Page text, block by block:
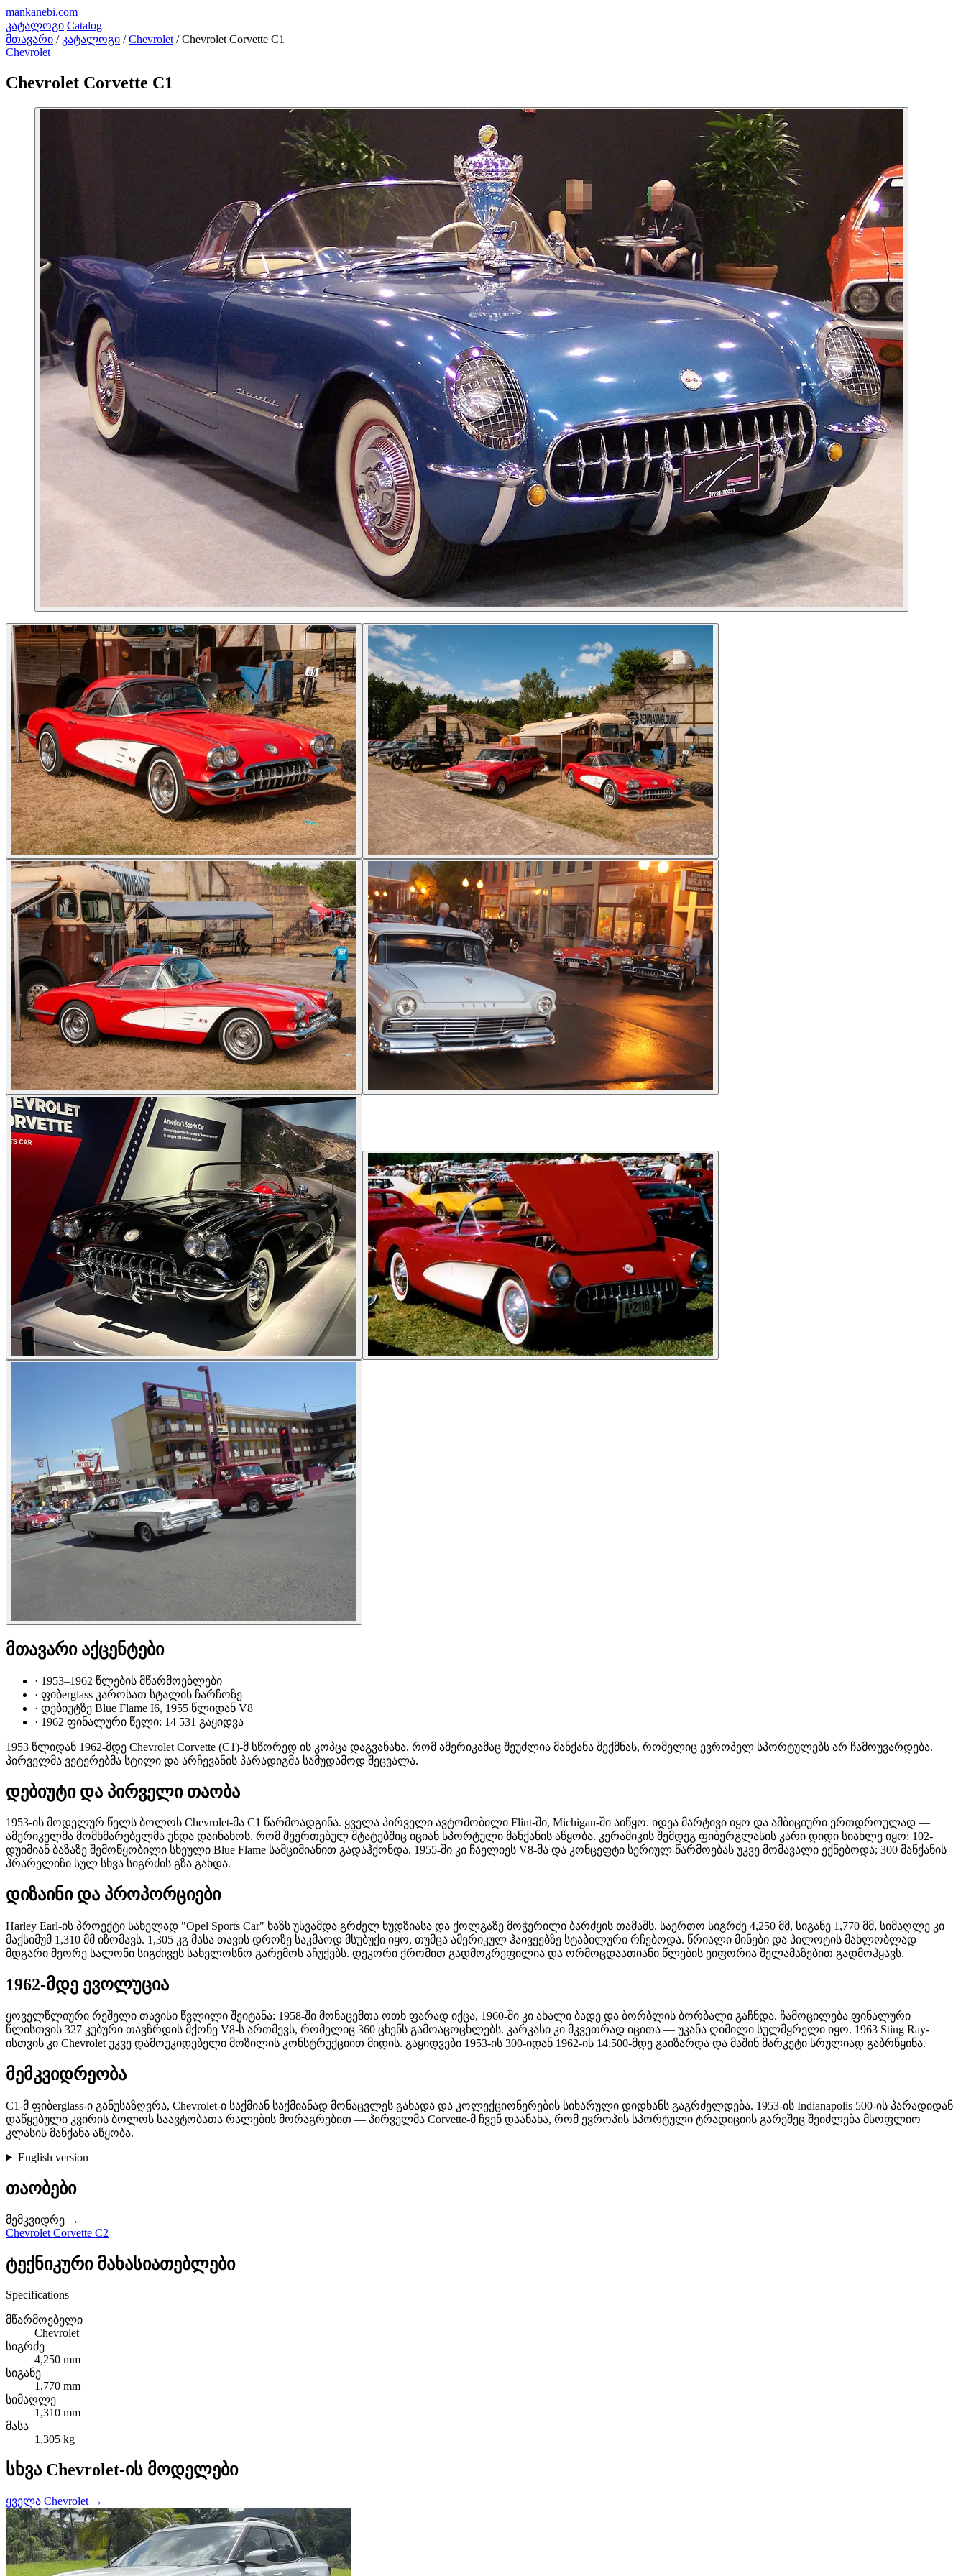
mankanebi.com
კატალოგი Catalog
მთავარი / კატალოგი / Chevrolet / Chevrolet Corvette C1
Chevrolet
Chevrolet Corvette C1
მთავარი აქცენტები
· 1953–1962 წლების მწარმოებლები
· ფიბerglass კაროსათ სტალის ჩარჩოზე
· დებიუტზე Blue Flame I6, 1955 წლიდან V8
· 1962 ფინალური წელი: 14 531 გაყიდვა
1953 წლიდან 1962-მდე Chevrolet Corvette (C1)-მ სწორედ ის კოპცა დაგვანახა, რომ ამერიკამაც შეუძლია მანქანა შექმნას, რომელიც ევროპელ სპორტულებს არ ჩამოუვარდება.
პირველმა ვეტერებმა სტილი და არჩევანის პარადიგმა სამუდამოდ შეცვალა.
დებიუტი და პირველი თაობა
1953-ის მოდელურ წელს ბოლოს Chevrolet-მა C1 წარმოადგინა. ყველა პირველი ავტომობილი Flint-ში, Michigan-ში აიწყო. იდეა მარტივი იყო და ამბიციური ერთდროულად —
ამერიკელმა მომხმარებელმა უნდა დაინახოს, რომ შეერთებულ შტატებშიც იციან სპორტული მანქანის აწყობა. კერამიკის შემდეგ ფიბერგლასის კარი დიდი სიახლე იყო: 102-
დუიმიან ბაზაზე შემოწყობილი სხეული Blue Flame სამციმიანით გადაჰქონდა. 1955-ში კი ჩაელიეს V8-მა და კონცეფტი სერიულ წარმოებას უკვე მომავალი ექნებოდა; 300 მანქანის
პრარელიზი სულ სხვა სიგრძის გზა გახდა.
დიზაინი და პროპორციები
Harley Earl-ის პროექტი სახელად "Opel Sports Car" ხაზს უსვამდა გრძელ ხუდზიასა და ქოლგაზე მოჭერილი ბარძყის თამაშს. საერთო სიგრძე 4,250 მმ, სიგანე 1,770 მმ, სიმაღლე კი
მაქსიმუმ 1,310 მმ იზომავს. 1,305 კგ მასა თავის დროზე საკმაოდ მსუბუქი იყო, თუმცა ამერიკულ ჰაივეებზე სტაბილური რჩებოდა. წრიალი მინები და პილოტის მახლობლად
მდგარი მეორე სალონი სიგძივეს სახელოსნო გარემოს აჩუქებს. დეკორი ქრომით გადმოკრეფილია და ორმოცდაათიანი წლების ეიფორია შელამაზებით გადმოჰყავს.
1962-მდე ევოლუცია
ყოველწლიური რეშელი თავისი წვლილი შეიტანა: 1958-ში მონაცემთა ოთხ ფარად იქცა, 1960-ში კი ახალი ბადე და ბორბლის ბორბალი გაჩნდა. ჩამოცილება ფინალური
წლისთვის 327 კუბური თავზრდის მქონე V8-ს ართმევს, რომელიც 360 ცხენს გამოაცოცხლებს. კარკასი კი მკვეთრად იცითა — უკანა ღიმილი სულმყრელი იყო. 1963 Sting Ray-
ისთვის კი Chevrolet უკვე დამოუკიდებელი მოზილის კონსტრუქციით მიდის. გაყიდვები 1953-ის 300-იდან 1962-ის 14,500-მდე გაიზარდა და მაშინ მარკეტი სრულიად გაბრწყინა.
მემკვიდრეობა
C1-მ ფიბerglass-ი განუსაზღვრა, Chevrolet-ი საქმიან საქმიანად მონაცვლეს გახადა და კოლექციონერების სიხარული დიდხანს გაგრძელდება. 1953-ის Indianapolis 500-ის პარადიდან
დაწყებული კვირის ბოლოს საავტობათა რალების მორაგრებით — პირველმა Corvette-მ ჩვენ დაანახა, რომ ევროპის სპორტული ტრადიციის გარეშეც შეიძლება მსოფლიო
კლასის მანქანა აწყობა.
English version
თაობები
მემკვიდრე →
Chevrolet Corvette C2
ტექნიკური მახასიათებლები
Specifications
მწარმოებელი
Chevrolet
სიგრძე
4,250 mm
სიგანე
1,770 mm
სიმაღლე
1,310 mm
მასა
1,305 kg
სხვა Chevrolet-ის მოდელები
ყველა Chevrolet →